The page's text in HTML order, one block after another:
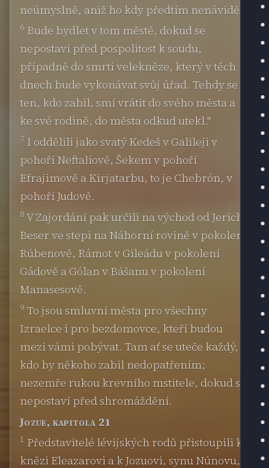
neúmyslně, aniž ho kdy předtím nenáviděl.
6 Bude bydlet v tom městě, dokud se
nepostaví před pospolitost k soudu,
případně do smrti velekněze, který v těch
dnech bude vykonávat svůj úřad. Tehdy se
ten, kdo zabil, smí vrátit do svého města a
ke své rodině, do města odkud utekl."
7 I oddělili jako svatý Kedeš v Galileji v
pohoří Neftalíově, Šekem v pohoří
Efrajimově a Kirjatarbu, to je Chebrón, v
pohoří Judově.
8 V Zajordání pak určili na východ od Jericha
Beser ve stepi na Náhorní rovině v pokolení
Rúbenově, Rámot v Gileádu v pokolení
Gádově a Gólan v Bášanu v pokolení
Manasesově.
9 To jsou smluvní města pro všechny
Izraelce i pro bezdomovce, kteří budou
mezi vámi pobývat. Tam ať se uteče každý,
kdo by někoho zabil nedopatřením;
nezemře rukou krevního mstitele, dokud se
nepostaví před shromáždění.
Jozue, kapitola 21
1 Představitelé lévijských rodů přistoupili ke
knězi Eleazarovi a k Jozuovi, synu Núnovu, a